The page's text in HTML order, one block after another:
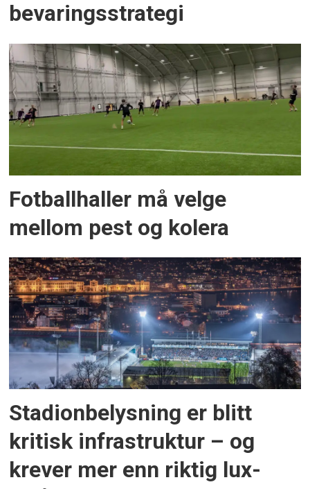
bevaringsstrategi
Fotballhaller må velge
mellom pest og kolera
Stadionbelysning er blitt
kritisk infrastruktur – og
krever mer enn riktig lux-